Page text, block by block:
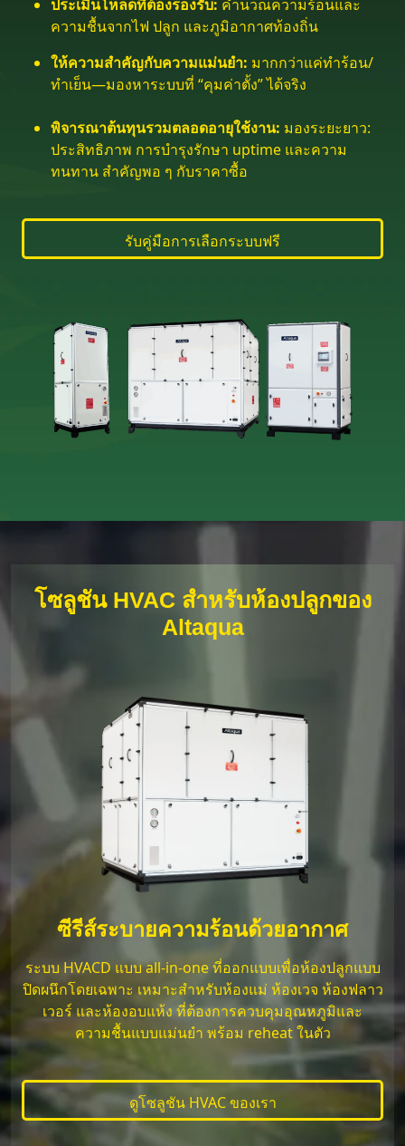
ประเมินโหลดที่ต้องรองรับ: คำนวณความร้อนและ
ความชื้นจากไฟ ปลูก และภูมิอากาศท้องถิ่น
ให้ความสำคัญกับความแม่นยำ: มากกว่าแค่ทำร้อน/
ทำเย็น—มองหาระบบที่ “คุมค่าตั้ง” ได้จริง
พิจารณาต้นทุนรวมตลอดอายุใช้งาน: มองระยะยาว:
ประสิทธิภาพ การบำรุงรักษา uptime และความ
ทนทาน สำคัญพอ ๆ กับราคาซื้อ
รับคู่มือการเลือกระบบฟรี
โซลูชัน HVAC สำหรับห้องปลูกของ
Altaqua
ซีรีส์ระบายความร้อนด้วยอากาศ
ระบบ HVACD แบบ all-in-one ที่ออกแบบเพื่อห้องปลูกแบบ
ปิดผนึกโดยเฉพาะ เหมาะสำหรับห้องแม่ ห้องเวจ ห้องฟลาว
เวอร์ และห้องอบแห้ง ที่ต้องการควบคุมอุณหภูมิและ
ความชื้นแบบแม่นยำ พร้อม reheat ในตัว
ดูโซลูชัน HVAC ของเรา